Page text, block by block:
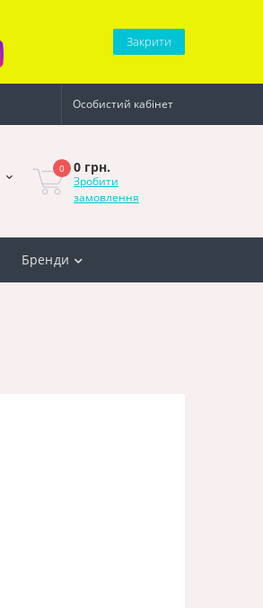
Закрити
Особистий кабінет
0 0 грн.
Зробити
замовлення
Бренди